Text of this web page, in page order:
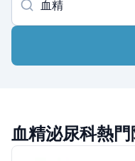
血精泌尿科熱